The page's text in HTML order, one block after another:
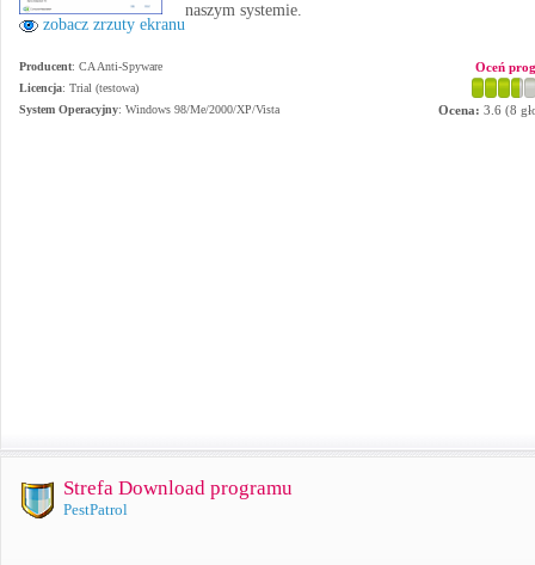
zobacz zrzuty ekranu
naszym systemie.
Producent: CA Anti-Spyware
Licencja: Trial (testowa)
System Operacyjny: Windows 98/Me/2000/XP/Vista
Oceń
Ocena: 3.6 (8
Strefa Download programu
PestPatrol